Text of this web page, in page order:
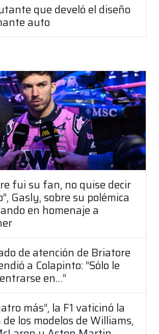
que develó el diseño
auto
fui su fan, no quise decir
Gasly, sobre su polémica
en homenaje a
de atención de Briatore
a Colapinto: “Sólo le
en…”
más”, la F1 vaticinó la
los modelos de Williams,